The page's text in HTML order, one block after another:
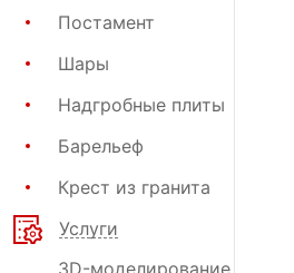
Постамент
Шары
Надгробные плиты
Барельеф
Крест из гранита
Услуги
3D-моделирование